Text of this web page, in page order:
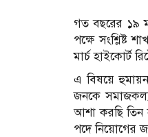
গত বছরের ১৯
পক্ষে সংশ্লিষ্ট
মার্চ হাইকোর্ট
এ বিষয়ে
জনকে
আশা করছি তিন
পদে নিয়োগের